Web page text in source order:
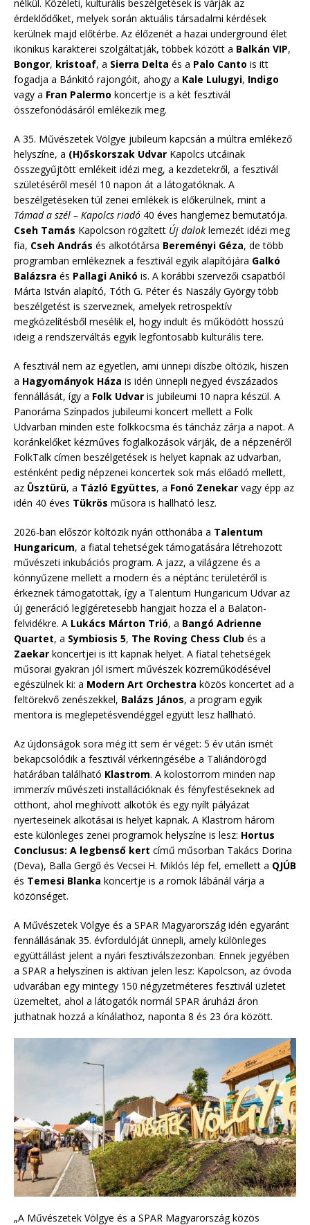
nélkül. Közéleti, kulturális beszélgetések is várják az
érdeklődőket, melyek során aktuális társadalmi kérdések
kerülnek majd előtérbe. Az élőzenét a hazai underground élet
ikonikus karakterei szolgáltatják, többek között a Balkán VIP,
Bongor, kristoaf, a Sierra Delta és a Palo Canto is itt
fogadja a Bánkitó rajongóit, ahogy a Kale Lulugyi, Indigo
vagy a Fran Palermo koncertje is a két fesztivál
összefonódásáról emlékezik meg.
A 35. Művészetek Völgye jubileum kapcsán a múltra emlékező
helyszíne, a (H)őskorszak Udvar Kapolcs utcáinak
összegyűjtött emlékeit idézi meg, a kezdetekről, a fesztivál
születéséről mesél 10 napon át a látogatóknak. A
beszélgetéseken túl zenei emlékek is előkerülnek, mint a
Támad a szél – Kapolcs riadó 40 éves hanglemez bemutatója.
Cseh Tamás Kapolcson rögzített Új dalok lemezét idézi meg
fia, Cseh András és alkotótársa Bereményi Géza, de több
programban emlékeznek a fesztivál egyik alapítójára Galkó
Balázsra és Pallagi Anikó is. A korábbi szervezői csapatból
Márta István alapító, Tóth G. Péter és Naszály György több
beszélgetést is szerveznek, amelyek retrospektív
megközelítésből mesélik el, hogy indult és működött hosszú
ideig a rendszerváltás egyik legfontosabb kulturális tere.
A fesztivál nem az egyetlen, ami ünnepi díszbe öltözik, hiszen
a Hagyományok Háza is idén ünnepli negyed évszázados
fennállását, így a Folk Udvar is jubileumi 10 napra készül. A
Panoráma Színpados jubileumi koncert mellett a Folk
Udvarban minden este folkkocsma és táncház zárja a napot. A
koránkelőket kézműves foglalkozások várják, de a népzenéről
FolkTalk címen beszélgetések is helyet kapnak az udvarban,
esténként pedig népzenei koncertek sok más előadó mellett,
az Üsztürü, a Tázló Együttes, a Fonó Zenekar vagy épp az
idén 40 éves Tükrös műsora is hallható lesz.
2026-ban először költözik nyári otthonába a Talentum
Hungaricum, a fiatal tehetségek támogatására létrehozott
művészeti inkubációs program. A jazz, a világzene és a
könnyűzene mellett a modern és a néptánc területéről is
érkeznek támogatottak, így a Talentum Hungaricum Udvar az
új generáció legígéretesebb hangjait hozza el a Balaton-
felvidékre. A Lukács Márton Trió, a Bangó Adrienne
Quartet, a Symbiosis 5, The Roving Chess Club és a
Zaekar koncertjei is itt kapnak helyet. A fiatal tehetségek
műsorai gyakran jól ismert művészek közreműködésével
egészülnek ki: a Modern Art Orchestra közös koncertet ad a
feltörekvő zenészekkel, Balázs János, a program egyik
mentora is meglepetésvendéggel együtt lesz hallható.
Az újdonságok sora még itt sem ér véget: 5 év után ismét
bekapcsolódik a fesztivál vérkeringésébe a Taliándörögd
határában található Klastrom. A kolostorrom minden nap
immerzív művészeti installációknak és fényfestéseknek ad
otthont, ahol meghívott alkotók és egy nyílt pályázat
nyerteseinek alkotásai is helyet kapnak. A Klastrom három
este különleges zenei programok helyszíne is lesz: Hortus
Conclusus: A legbenső kert című műsorban Takács Dorina
(Deva), Balla Gergő és Vecsei H. Miklós lép fel, emellett a QJÚB
és Temesi Blanka koncertje is a romok lábánál várja a
közönséget.
A Művészetek Völgye és a SPAR Magyarország idén egyaránt
fennállásának 35. évfordulóját ünnepli, amely különleges
együttállást jelent a nyári fesztiválszezonban. Ennek jegyében
a SPAR a helyszínen is aktívan jelen lesz: Kapolcson, az óvoda
udvarában egy mintegy 150 négyzetméteres fesztivál üzletet
üzemeltet, ahol a látogatók normál SPAR áruházi áron
juthatnak hozzá a kínálathoz, naponta 8 és 23 óra között.
„A Művészetek Völgye és a SPAR Magyarország közös